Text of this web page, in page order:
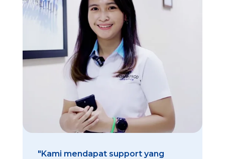
"Kami mendapat support yang